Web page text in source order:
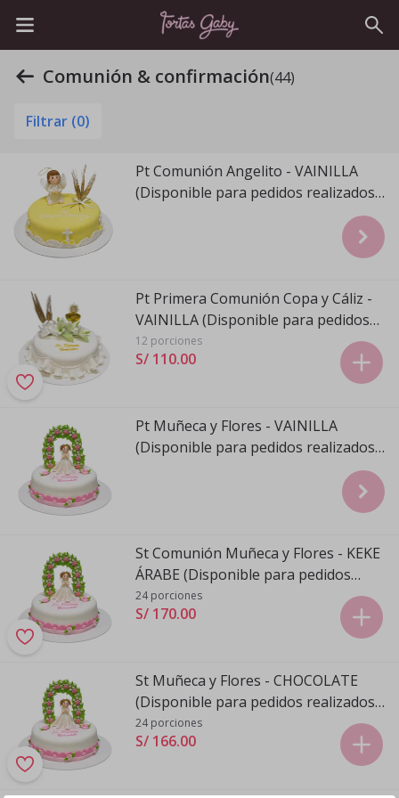
Comunión & confirmación(44)
Filtrar (0)
Pt Comunión Angelito - VAINILLA
(Disponible para pedidos realizados
Pt Primera Comunión Copa y Cáliz -
VAINILLA (Disponible para pedidos
realizados de Domingo a Viernes)
12 porciones
S/ 110.00
Pt Muñeca y Flores - VAINILLA
(Disponible para pedidos realizados
St Comunión Muñeca y Flores - KEKE
ÁRABE (Disponible para pedidos
realizados de Domingo a Viernes)
24 porciones
S/ 170.00
St Muñeca y Flores - CHOCOLATE
(Disponible para pedidos realizados
de Domingo a Viernes)
24 porciones
S/ 166.00